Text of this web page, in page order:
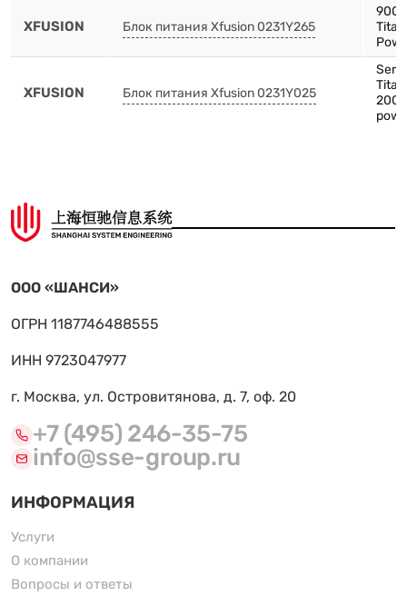
XFUSION Блок питания Xfusion 0231Y265
XFUSION Блок питания Xfusion 0231Y025
ООО «ШАНСИ»
ОГРН 1187746488555
ИНН 9723047977
г. Москва, ул. Островитянова, д. 7, оф. 20
+7 (495) 246-35-75
info@sse-group.ru
ИНФОРМАЦИЯ
Услуги
О компании
Вопросы и ответы